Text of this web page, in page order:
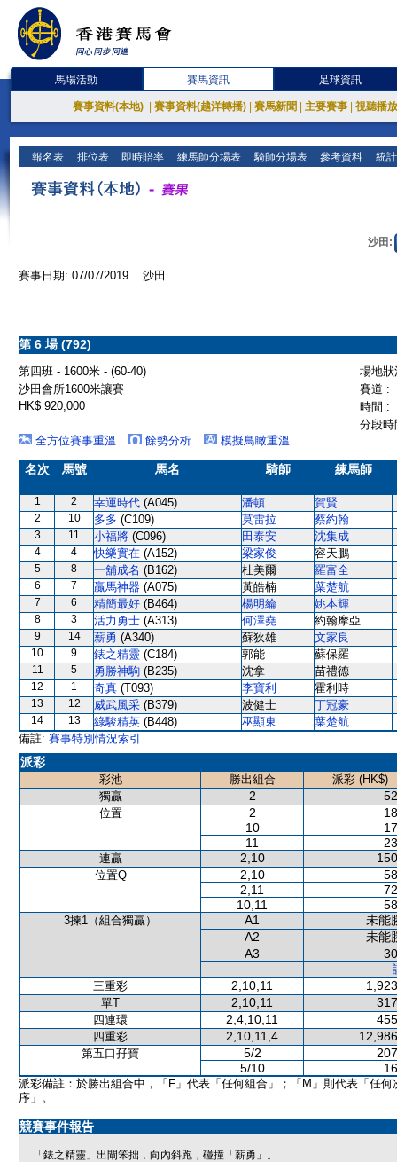
馬場活動 賽馬資訊 足球資訊
賽事資料(本地) 賽事資料(越洋轉播) 賽馬新聞 主要賽事 視聽播
報名表 排位表 即時賠率 練馬師分場表 騎師分場表 參考資料 統
沙田:
賽事日期: 07/07/2019 沙田
第 6 場 (792)
第四班 - 1600米 - (60-40)
場地
沙田會所1600米讓賽
賽道 :
HK$ 920,000
時間 :
分段
全方位賽事重溫
餘勢分析 模擬鳥瞰重溫
名次 馬號 馬名 騎師 練馬師
1 2 幸運時代 (A045) 潘頓 賀賢
2 10 多多 (C109) 莫雷拉 蔡約翰
3 11 小福將 (C096) 田泰安 沈集成
4 4 快樂實在 (A152) 梁家俊 容天鵬
5 8 一舖成名 (B162) 杜美爾 羅富全
6 7 贏馬神器 (A075) 黃皓楠 葉楚航
7 6 精簡最好 (B464) 楊明綸 姚本輝
8 3 活力勇士 (A313) 何澤堯 約翰摩亞
9 14 薪勇 (A340) 蘇狄雄 文家良
10 9 錶之精靈 (C184) 郭能 蘇保羅
11 5 勇勝神駒 (B235) 沈拿 苗禮德
12 1 奇真 (T093) 李寶利 霍利時
13 12 威武風采 (B379) 波健士 丁冠豪
14 13 綠駿精英 (B448) 巫顯東
葉楚航
備註: 賽事特別情況索引
派彩
彩池 勝出組合
派彩 (HK$)
獨贏
2
位置 2
10
11
連贏 2,10
位置Q 2,10
2,11
10,11
3揀1（組合獨贏） A1
未能
A2
未能
A3
三重彩
2,10,11
單T 2,10,11
四連環 2,4,10,11
四重彩 2,10,11,4
第五口孖寶 5/2
5/10
派彩備註：於勝出組合中，「F」代表「任何組合」；「M」則代表「任何
序」。
競賽事件報告
「錶之精靈」出閘笨拙，向內斜跑，碰撞「薪勇」。